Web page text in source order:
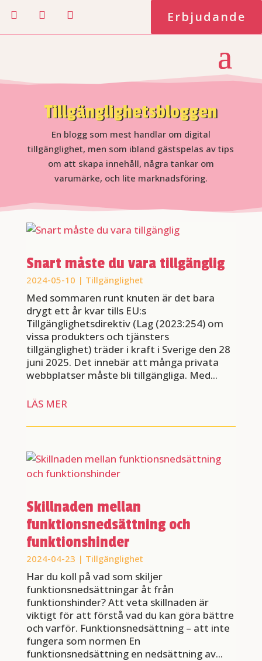
Erbjudande
Tillgänglighetsbloggen
En blogg som mest handlar om digital
tillgänglighet, men som ibland gästspelas av tips
om att skapa innehåll, några tankar om
varumärke, och lite marknadsföring.
Snart måste du vara tillgänglig
2024-05-10 | Tillgänglighet
Med sommaren runt knuten är det bara
drygt ett år kvar tills EU:s
Tillgänglighetsdirektiv (Lag (2023:254) om
vissa produkters och tjänsters
tillgänglighet) träder i kraft i Sverige den 28
juni 2025. Det innebär att många privata
webbplatser måste bli tillgängliga. Med...
LÄS MER
Skillnaden mellan
funktionsnedsättning och
funktionshinder
2024-04-23 | Tillgänglighet
Har du koll på vad som skiljer
funktionsnedsättningar åt från
funktionshinder? Att veta skillnaden är
viktigt för att förstå vad du kan göra bättre
och varför. Funktionsnedsättning – att inte
fungera som normen En
funktionsnedsättning en nedsättning av...